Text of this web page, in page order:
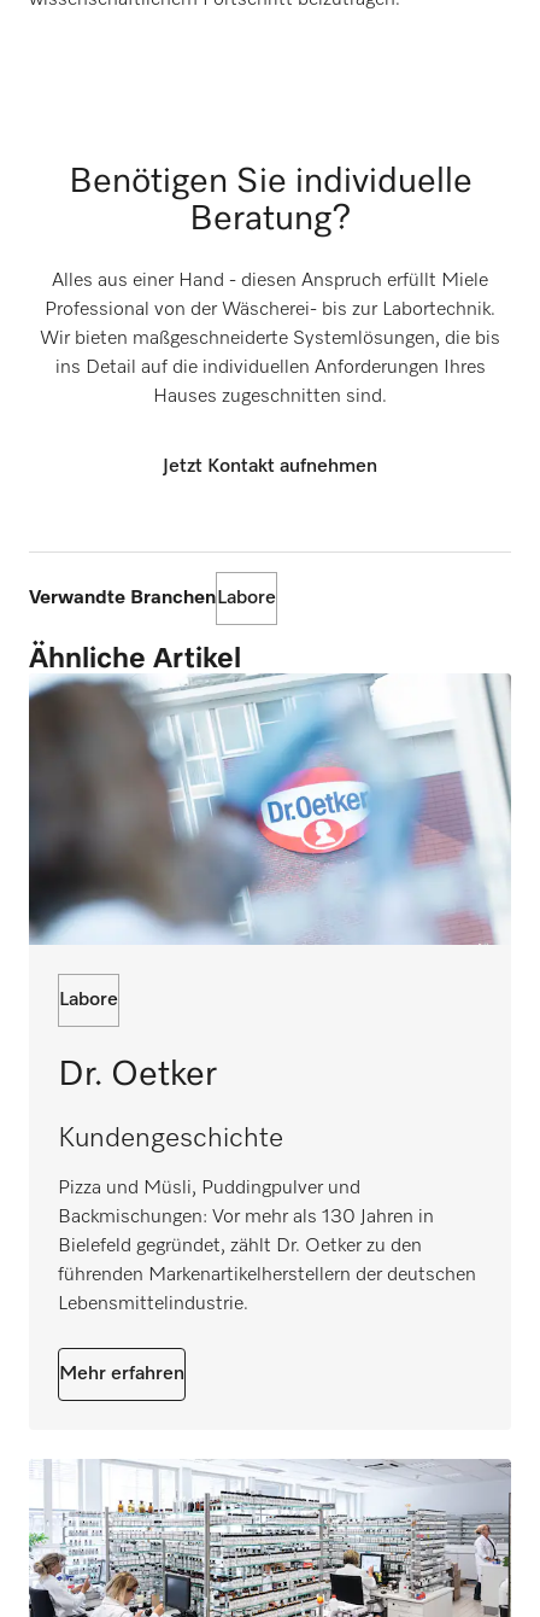
Benötigen Sie individuelle
Beratung?
Alles aus einer Hand - diesen Anspruch erfüllt Miele
Professional von der Wäscherei- bis zur Labortechnik.
Wir bieten maßgeschneiderte Systemlösungen, die bis
ins Detail auf die individuellen Anforderungen Ihres
Hauses zugeschnitten sind.
Jetzt Kontakt aufnehmen
Verwandte Branchen Labore
Ähnliche Artikel
Labore
Dr. Oetker
Kundengeschichte
Pizza und Müsli, Puddingpulver und
Backmischungen: Vor mehr als 130 Jahren in
Bielefeld gegründet, zählt Dr. Oetker zu den
führenden Markenartikelherstellern der deutschen
Lebensmittelindustrie.
Mehr erfahren